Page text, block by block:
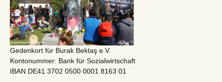
Gedenkort für Burak Bektaş e.V.
Kontonummer: Bank für Sozialwirtschaft
IBAN DE41 3702 0500 0001 8163 01